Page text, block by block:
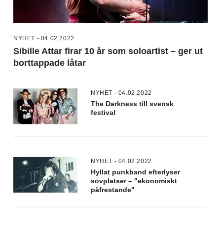
NYHET - 04.02.2022
Sibille Attar firar 10 år som soloartist – ger ut
borttappade låtar
NYHET - 04.02.2022
The Darkness till svensk
festival
NYHET - 04.02.2022
Hyllat punkband efterlyser
sovplatser – "ekonomiskt
påfrestande"